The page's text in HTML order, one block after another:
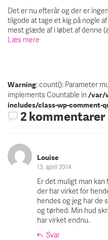
Det er nu efterår og der er
tilgode at tage et kig på nogle
mest glæde af i løbet af denne
Læs mere
Warning: count(): Parameter
implements Countable in /var/
includes/class-wp-comment-
2 kommentarer
Louise
13. april 2014
Er det muligt man kan
der har virket for
hendes og jeg har de
og tørhed. Min hud
har virket endnu.
Svar